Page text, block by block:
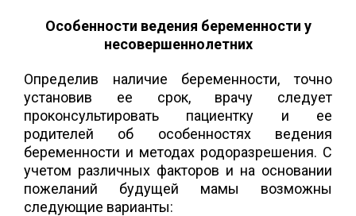
Особенности ведения беременности у
несовершеннолетних
Определив наличие беременности, точно
установив ее срок, врачу следует
проконсультировать пациентку и ее
родителей об особенностях ведения
беременности и методах родоразрешения. С
учетом различных факторов и на основании
пожеланий будущей мамы возможны
следующие варианты: